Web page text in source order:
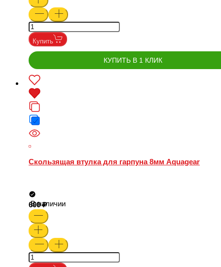
Купить
КУПИТЬ В 1 КЛИК
Скользящая втулка для гарпуна 8мм Aquagear
В наличии
600